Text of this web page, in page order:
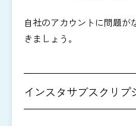
自社のアカウントに問題が
きましょう。
インスタサブスクリプ